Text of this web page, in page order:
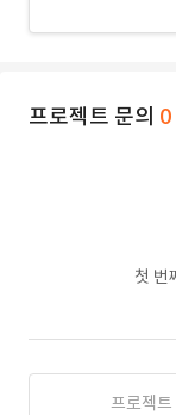
프로젝트 문의 0
첫 번
프로젝트